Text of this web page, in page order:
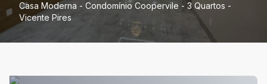
Casa Moderna - Condomínio Coopervile - 3 Quartos -
Vicente Pires